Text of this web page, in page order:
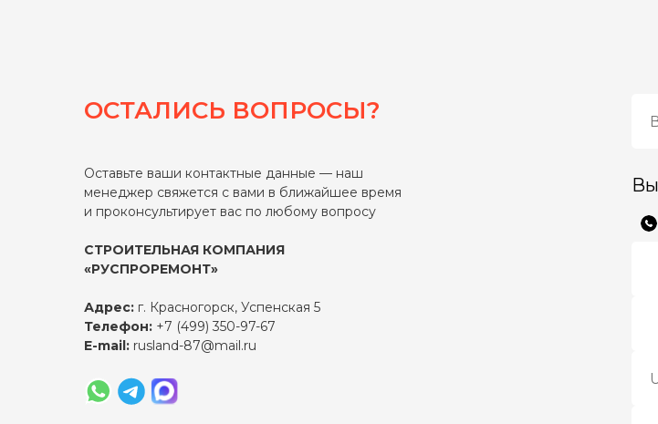
ОСТАЛИСЬ ВОПРОСЫ?
Оставьте ваши контактные данные — наш
менеджер свяжется с вами в ближайшее время
и проконсультирует вас по любому вопросу
СТРОИТЕЛЬНАЯ КОМПАНИЯ
«РУСПРОРЕМОНТ»
Адрес: г. Красногорск, Успенская 5
Телефон: +7 (499) 350-97-67
E-mail: rusland-87@mail.ru